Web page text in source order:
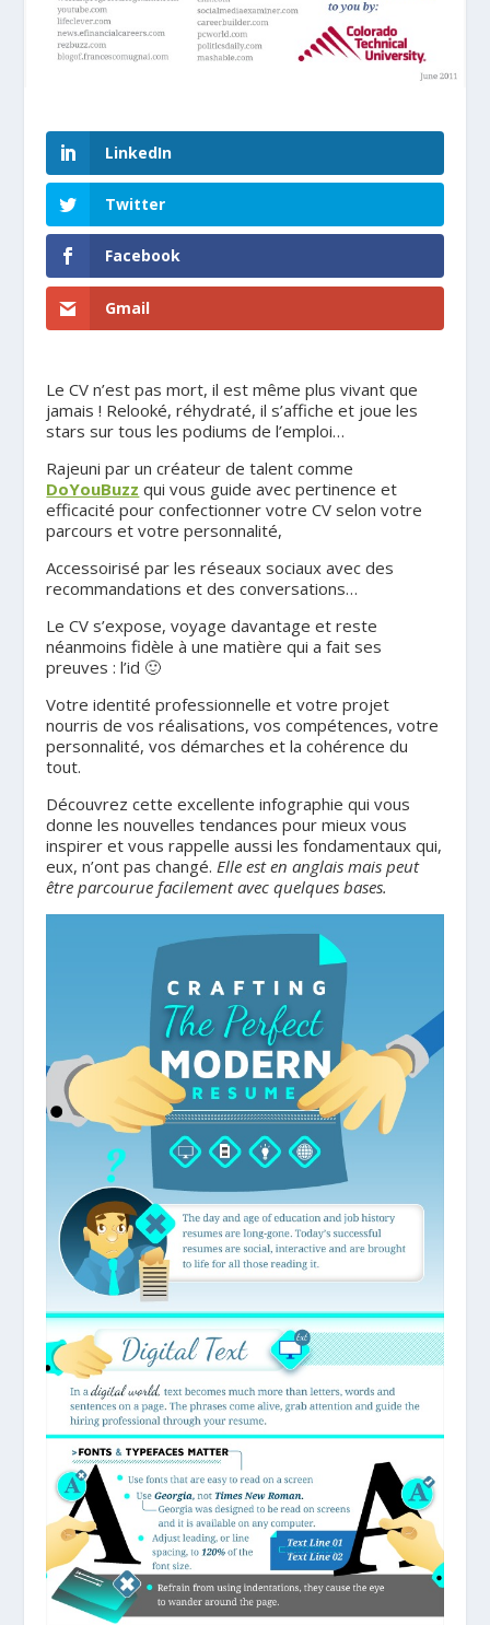
LinkedIn
Twitter
Facebook
Gmail
Le CV n’est pas mort, il est même plus vivant que
jamais ! Relooké, réhydraté, il s’affiche et joue les
stars sur tous les podiums de l’emploi…
Rajeuni par un créateur de talent comme
DoYouBuzz qui vous guide avec pertinence et
efficacité pour confectionner votre CV selon votre
parcours et votre personnalité,
Accessoirisé par les réseaux sociaux avec des
recommandations et des conversations…
Le CV s’expose, voyage davantage et reste
néanmoins fidèle à une matière qui a fait ses
preuves : l’id 🙂
Votre identité professionnelle et votre projet
nourris de vos réalisations, vos compétences, votre
personnalité, vos démarches et la cohérence du
tout.
Découvrez cette excellente infographie qui vous
donne les nouvelles tendances pour mieux vous
inspirer et vous rappelle aussi les fondamentaux qui,
eux, n’ont pas changé. Elle est en anglais mais peut
être parcourue facilement avec quelques bases.